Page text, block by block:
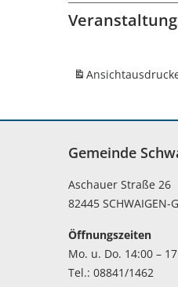
Ansicht
Gemeinde
Aschauer Straße 26
82445 SCHWAIGEN-
Öffnungszeiten
Mo. u. Do. 14:00 –
Tel.: 08841/1462